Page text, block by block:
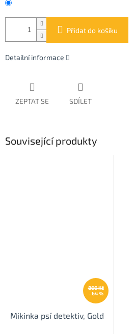
Přidat do košíku
Detailní informace
ZEPTAT SE SDÍLET
Související produkty
866 Kč
–64 %
Mikinka psí detektiv, Gold